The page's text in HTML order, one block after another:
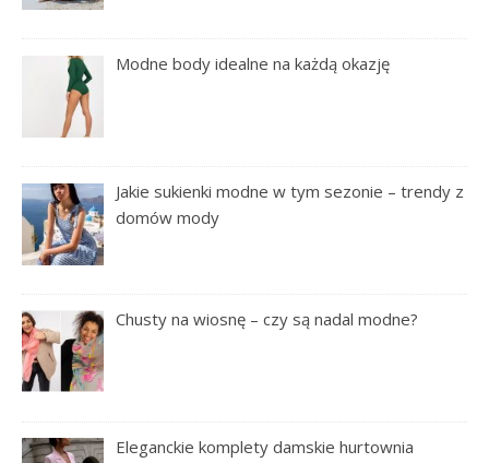
Modne body idealne na każdą okazję
Jakie sukienki modne w tym sezonie – trendy z
domów mody
Chusty na wiosnę – czy są nadal modne?
Eleganckie komplety damskie hurtownia